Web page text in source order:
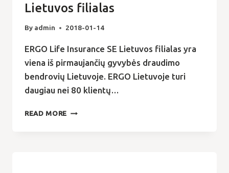
Lietuvos filialas
By admin 2018-01-14
ERGO Life Insurance SE Lietuvos filialas yra
viena iš pirmaujančių gyvybės draudimo
bendrovių Lietuvoje. ERGO Lietuvoje turi
daugiau nei 80 klientų…
READ MORE ERGO